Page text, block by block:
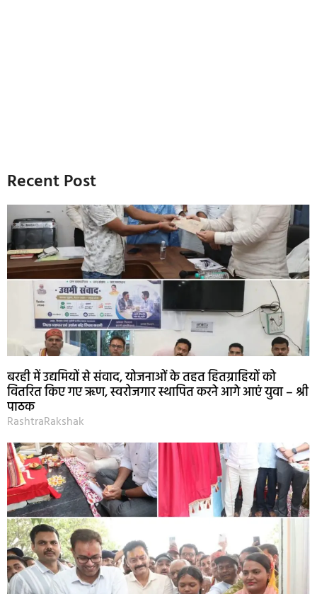
Recent Post
बरही में उद्यमियों से संवाद, योजनाओं के तहत हितग्राहियों को
वितरित किए गए ऋण, स्वरोजगार स्थापित करने आगे आएं युवा – श्री
पाठक
RashtraRakshak